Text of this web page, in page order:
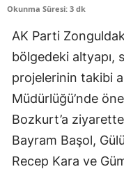
Okunma Süresi: 3 dk
AK Parti
bölgedeki altyapı,
projelerinin takibi
Müdürlüğü’nde
Bozkurt’a
Bayram Başol,
Recep Kara ve